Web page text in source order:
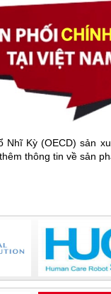
Kỳ (OECD) sản
thông tin về sản